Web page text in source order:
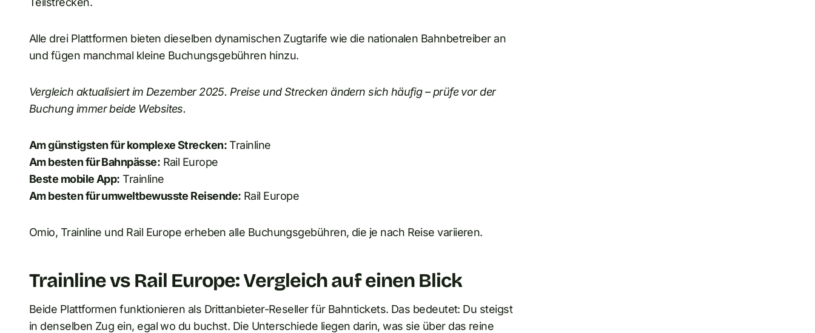
Alle drei Plattformen bieten dieselben dynamischen Zugtarife wie die nationalen Bahnbetreiber an
und fügen manchmal kleine Buchungsgebühren hinzu.
Vergleich aktualisiert im Dezember 2025. Preise und Strecken ändern sich häufig – prüfe vor der
Buchung immer beide Websites.
Am günstigsten für komplexe Strecken:Trainline
Am besten für Bahnpässe: Rail Europe
Beste mobile App: Trainline
Am besten für umweltbewusste Reisende: Rail Europe
Omio, Trainline und Rail Europe erheben alle Buchungsgebühren, die je nach Reise variieren.
Trainline vs Rail Europe: Vergleich auf einen Blick
Beide Plattformen funktionieren als Drittanbieter-Reseller für Bahntickets. Das bedeutet: Du steigst
in denselben Zug ein, egal wo du buchst. Die Unterschiede liegen darin, was sie über das reine